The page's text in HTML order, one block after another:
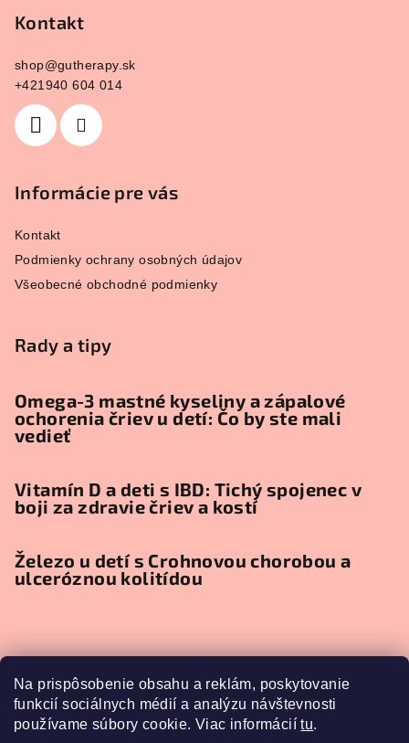
Na prispôsobenie obsahu a reklám, poskytovanie
funkcií sociálnych médií a analýzu návštevnosti
používame súbory cookie. Viac informáciítu.
Kontakt
shop@gutherapy.sk
+421940 604 014
Informácie pre vás
Kontakt
Podmienky ochrany osobných údajov
Všeobecné obchodné podmienky
Rady a tipy
Omega-3 mastné kyseliny a zápalové
ochorenia čriev u detí: Čo by ste mali
vedieť
Vitamín D a deti s IBD: Tichý spojenec v
boji za zdravie čriev a kostí
Železo u detí s Crohnovou chorobou a
ulceróznou kolitídou